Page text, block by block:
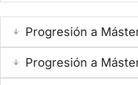
Progresión a
Progresión a